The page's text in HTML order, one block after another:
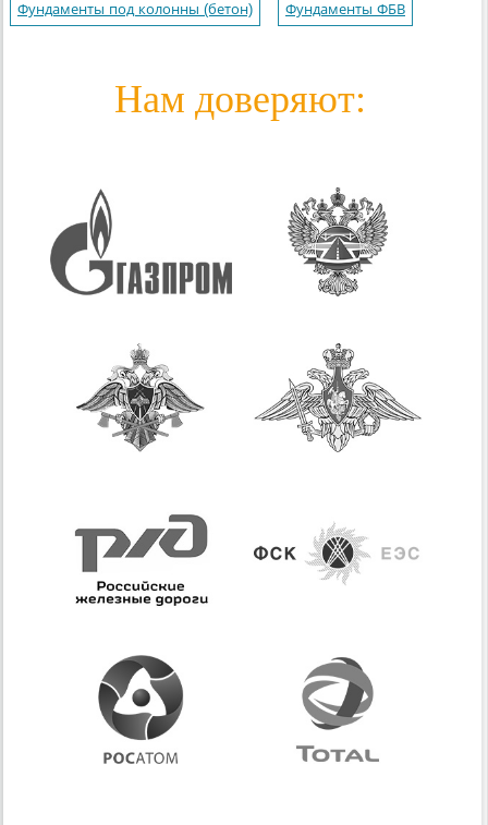
Фундаменты под колонны (бетон) Фундаменты ФБВ
Нам доверяют: